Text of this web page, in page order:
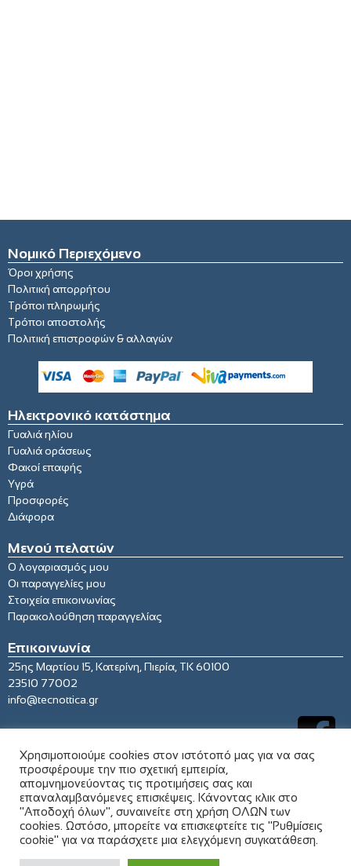
Νομικό Περιεχόμενο
Όροι χρήσης
Πολιτική απορρήτου
Τρόποι πληρωμής
Τρόποι αποστολής
Πολιτική επιστροφών & αλλαγών
Ηλεκτρονικό κατάστημα
Γυαλιά ηλίου
Γυαλιά οράσεως
Φακοί επαφής
Υγρά
Προσφορές
Διάφορα
Μενού πελατών
Ο λογαριασμός μου
Οι παραγγελίες μου
Στοιχεία επικοινωνίας
Παρακολούθηση παραγγελίας
Επικοινωνία
25ης Μαρτίου 15, Κατερίνη, Πιερία, ΤΚ 60100
23510 77002
info@tecnottica.gr
Χρησιμοποιούμε cookies στον ιστότοπό μας για να σας
προσφέρουμε την πιο σχετική εμπειρία,
απομνημονεύοντας τις προτιμήσεις σας και
επαναλαμβανόμενες επισκέψεις. Κάνοντας κλικ στο
"Αποδοχή όλων", συναινείτε στη χρήση ΟΛΩΝ των
cookies. Ωστόσο, μπορείτε να επισκεφτείτε τις "Ρυθμίσεις
cookie" για να παράσχετε μια ελεγχόμενη συγκατάθεση.